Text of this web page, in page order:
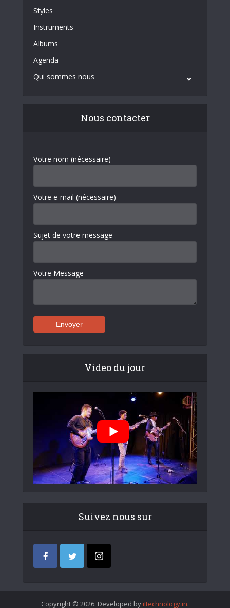
Styles
Instruments
Albums
Agenda
Qui sommes nous
Nous contacter
Votre nom (nécessaire)
Votre e-mail (nécessaire)
Sujet de votre message
Votre Message
Video du jour
Suivez nous sur
Copyright © 2026. Developed by iItechnology.in.